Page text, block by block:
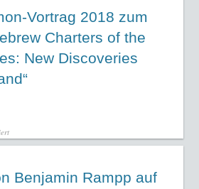
Vortrag 2018 zum
Charters of the
New Discoveries
Benjamin Rampp auf